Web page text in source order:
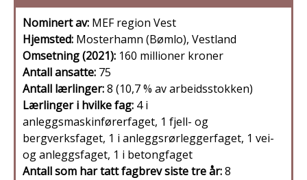
Nominert av: MEF region Vest
Hjemsted: Mosterhamn (Bømlo), Vestland
Omsetning (2021): 160 millioner kroner
Antall ansatte: 75
Antall lærlinger:8 (10,7 % av arbeidsstokken)
Lærlinger i hvilke fag: 4 i
anleggsmaskinførerfaget, 1 fjell- og
bergverksfaget, 1 i anleggsrørleggerfaget, 1 vei-
og anleggsfaget, 1 i betongfaget
Antall som har tatt fagbrev siste tre år:8